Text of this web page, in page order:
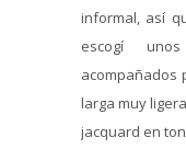
informal, así
escogí
acompañados
larga muy
jacquard en